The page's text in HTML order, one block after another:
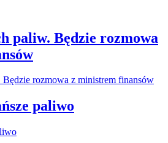
paliw. Będzie rozmowa
paliwo